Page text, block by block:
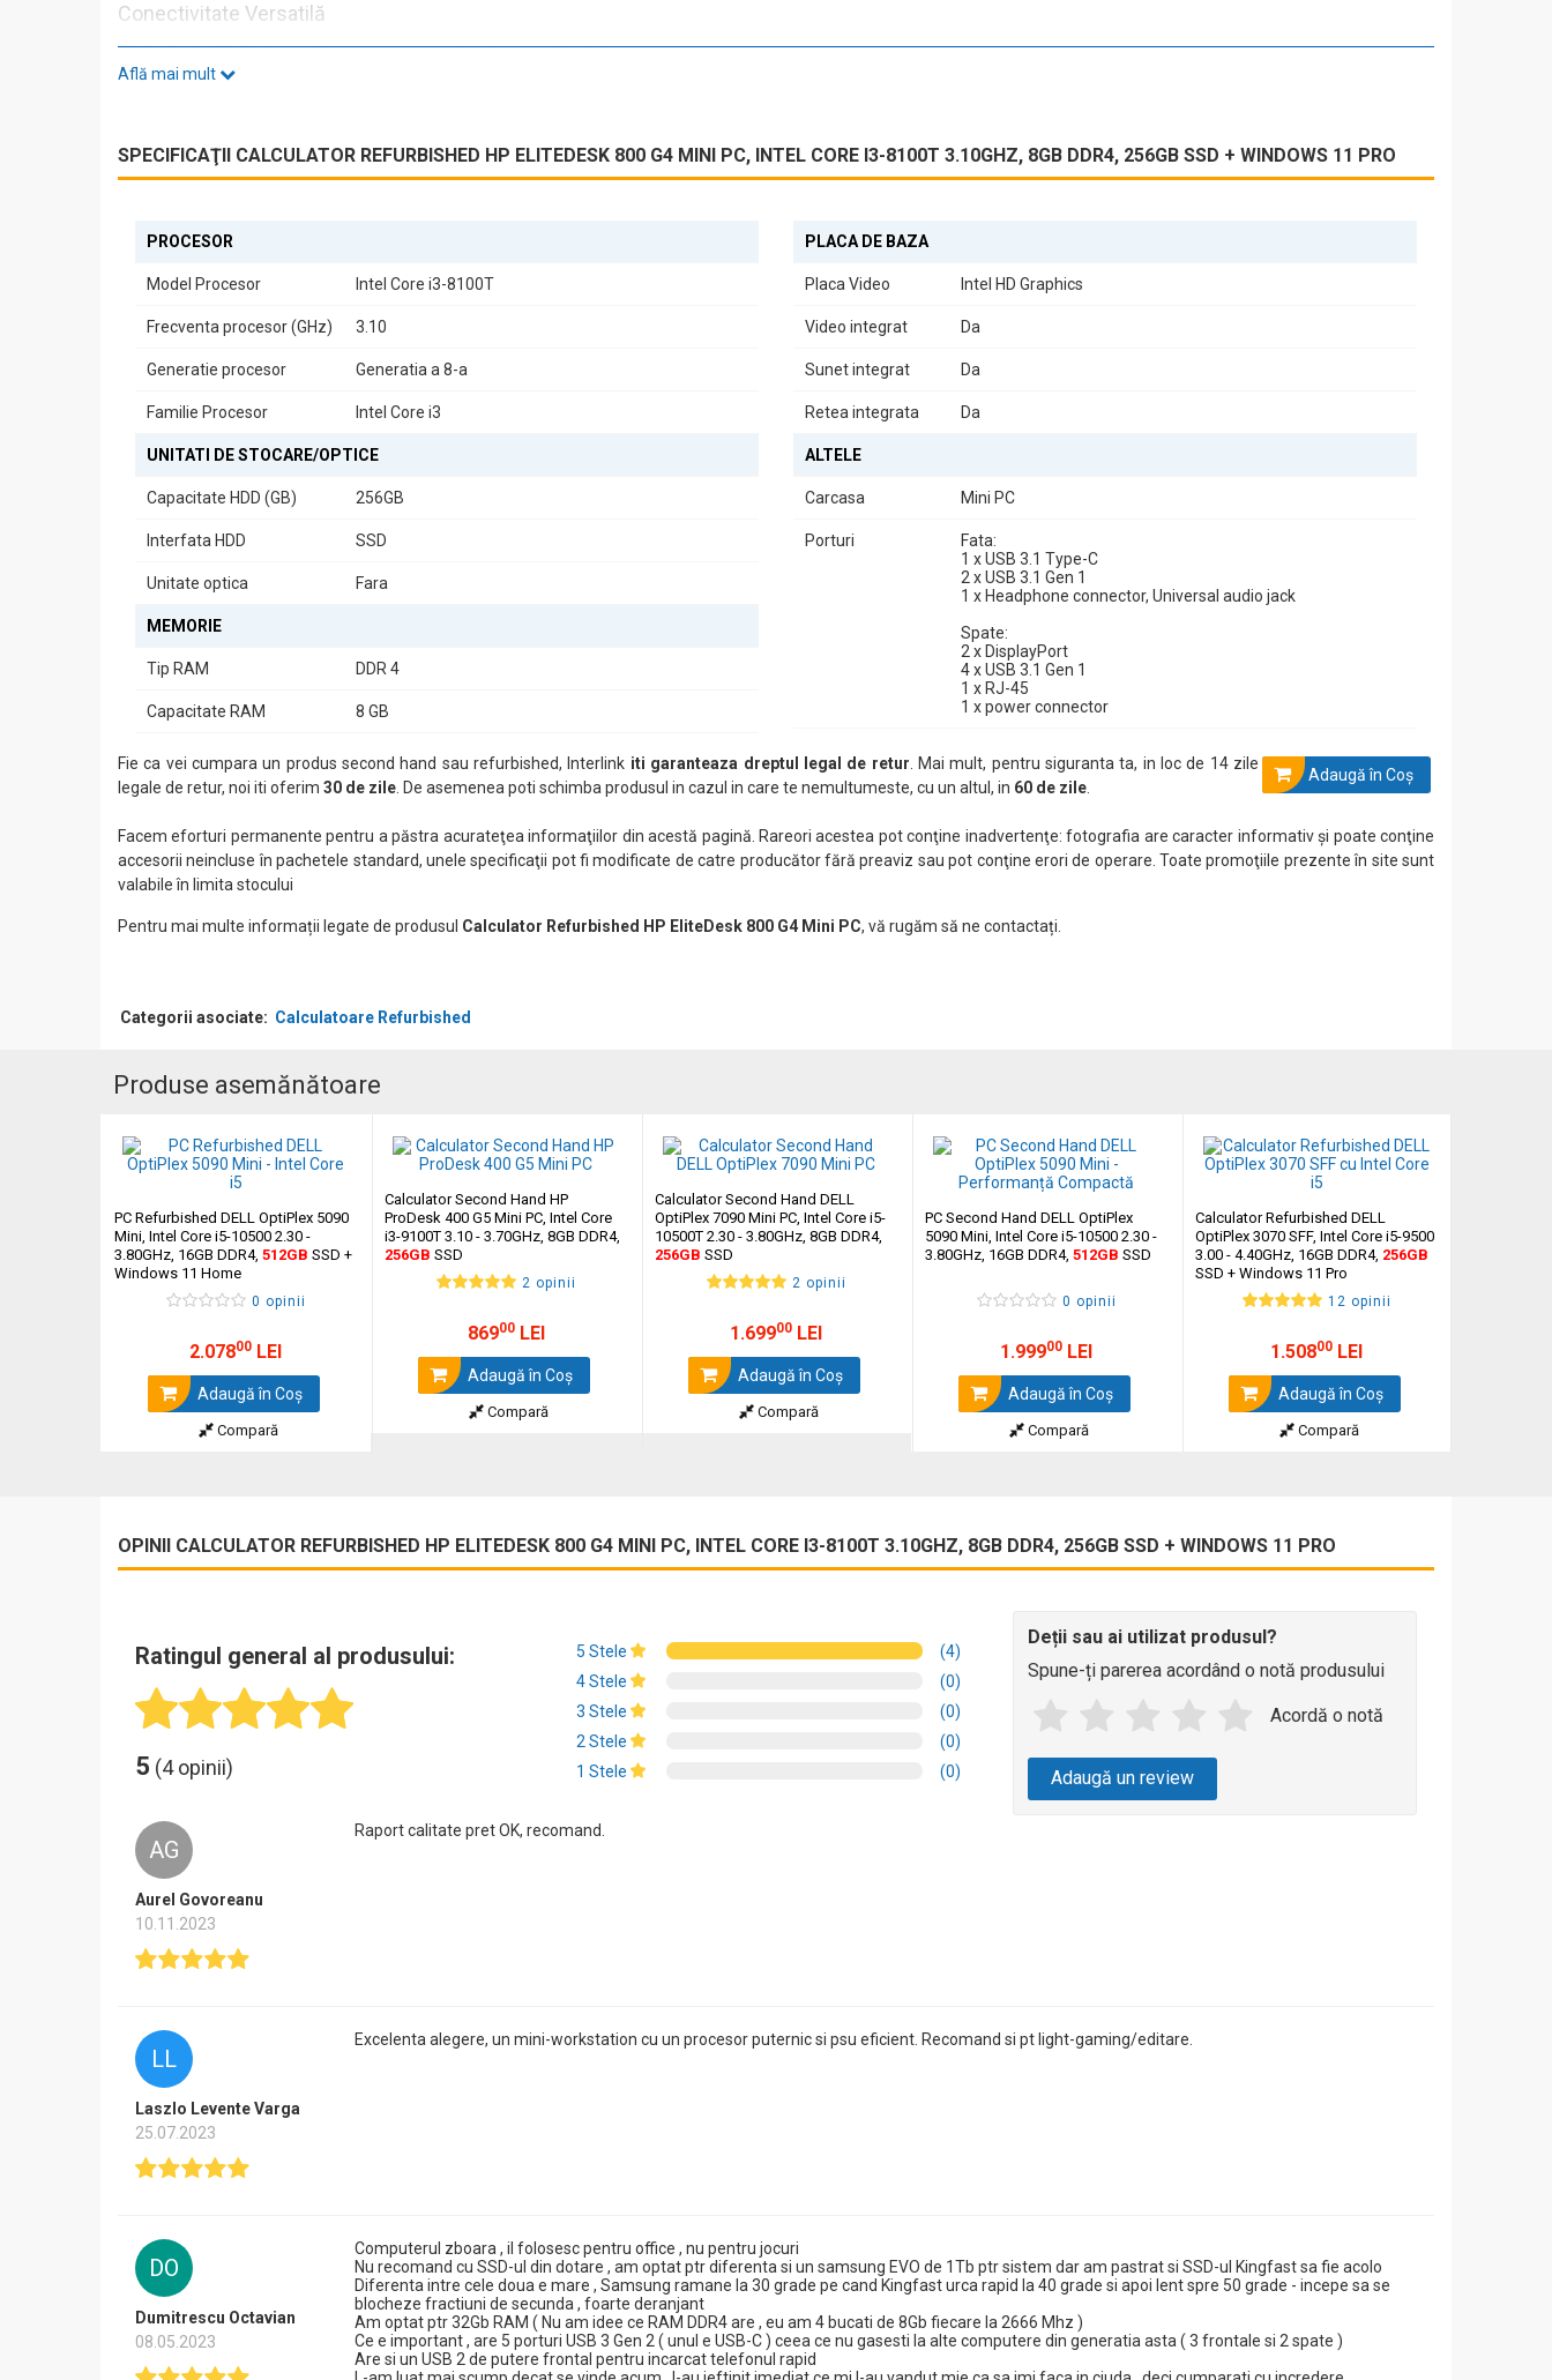
Conectivitate Versatilă
HP ProDesk 800 G4 vine echipat cu o gamă variată de porturi, inclusiv:
2 x DisplayPort
4 x USB 3.1 Gen 1
1 x RJ-45
utilizare acasă.
Specificații Tehnice
Calculatorul dispune de:
Placa Video:
Intel HD Graphics
Generație Procesor:Generația a 8-a
Sunet Integrat:
Unitate Optică:Fără
Aceste caracteristici tehnice fac din HP ProDesk 800 G4 o alegere excelentă pentru utilizatorii care doresc un sistem fiabil și performant.
Experiență de Utilizare
preinstalat, veți beneficia de cele mai recente funcționalități și actualizări de securitate, asigurându-vă că sistemul dumneavoastră este întotdeauna la zi.
Indiferent dacă sunteți un profesionist în căutarea unui instrument de lucru eficient sau un utilizator casnic care dorește un PC de încredere, HP ProDesk 800 G4 Mini PC este alegerea
perfectă pentru nevoile dumneavoastră.
Află mai mult
SPECIFICAŢII CALCULATOR REFURBISHED HP ELITEDESK 800 G4 MINI PC, INTEL CORE I3-8100T 3.10GHZ, 8GB DDR4, 256GB SSD + WINDOWS 11 PRO
PROCESOR
Model Procesor Intel Core i3-8100T
Frecventa procesor (GHz) 3.10
Generatie procesor Generatia a 8-a
Familie Procesor Intel Core i3
UNITATI DE STOCARE/OPTICE
Capacitate HDD (GB) 256GB
Interfata HDD SSD
Unitate optica Fara
MEMORIE
Tip RAM DDR 4
Capacitate RAM 8 GB
PLACA DE BAZA
Placa Video Intel HD Graphics
Video integrat Da
Sunet integrat Da
Retea integrata Da
ALTELE
Carcasa Mini PC
Porturi
Fata:
1 x USB 3.1 Type-C
2 x USB 3.1 Gen 1
1 x Headphone connector, Universal audio jack
Spate:
2 x DisplayPort
4 x USB 3.1 Gen 1
1 x RJ-45
1 x power connector
Adaugă în Coş
Fie ca vei cumpara un produs second hand sau refurbished, Interlink iti garanteaza dreptul legal de retur . Mai mult, pentru siguranta ta, in loc de 14 zile
legale de retur, noi iti oferim 30 de zile . De asemenea poti schimba produsul in cazul in care te nemultumeste, cu un altul, in 60 de zile
Facem eforturi permanente pentru a păstra acurateţea informaţiilor din acestă pagină. Rareori acestea pot conţine inadvertenţe: fotografia are caracter informativ şi poate conţine
accesorii neincluse în pachetele standard, unele specificaţii pot fi modificate de catre producător fără preaviz sau pot conţine erori de operare. Toate promoţiile prezente în site sunt
valabile în limita stocului
Pentru mai multe informații legate de produsul Calculator Refurbished HP EliteDesk 800 G4 Mini PC, vă rugăm să ne contactați.
Categorii asociate: Calculatoare Refurbished
Produse asemănătoare
PC Refurbished DELL OptiPlex 5090
Mini, Intel Core i5-10500 2.30 -
3.80GHz, 16GB DDR4, 512GB SSD +
Windows 11 Home
0 opinii
2.07800 LEI
Adaugă în Coş
Compară
Calculator Second Hand HP
ProDesk 400 G5 Mini PC, Intel Core
i3-9100T 3.10 - 3.70GHz, 8GB DDR4,
256GB SSD
2 opinii
86900LEI
Adaugă în Coş
Compară
Calculator Second Hand DELL
OptiPlex 7090 Mini PC, Intel Core i5-
10500T 2.30 - 3.80GHz, 8GB DDR4,
256GB SSD
2 opinii
1.69900 LEI
Adaugă în Coş
Compară
PC Second Hand DELL OptiPlex
5090 Mini, Intel Core i5-10500 2.30 -
3.80GHz, 16GB DDR4, 512GB SSD
0 opinii
1.99900 LEI
Adaugă în Coş
Compară
Calculator Refurbished DELL
OptiPlex 3070 SFF, Intel Core i5-9500
3.00 - 4.40GHz, 16GB DDR4, 256GB
SSD + Windows 11 Pro
12 opinii
1.50800 LEI
Adaugă în Coş
Compară
OPINII CALCULATOR REFURBISHED HP ELITEDESK 800 G4 MINI PC, INTEL CORE I3-8100T 3.10GHZ, 8GB DDR4, 256GB SSD + WINDOWS 11 PRO
Ratingul general al produsului:
5 (4 opinii)
5 Stele
(4)
4 Stele
(0)
3 Stele
(0)
2 Stele
(0)
1 Stele
(0)
Deții sau ai utilizat produsul?
Spune-ți parerea acordând o notă produsului
Acordă o notă
Adaugă un review
AG
Aurel Govoreanu
10.11.2023
Raport calitate pret OK, recomand.
LL
Laszlo Levente Varga
25.07.2023
Excelenta alegere, un mini-workstation cu un procesor puternic si psu eficient. Recomand si pt light-gaming/editare.
DO
Dumitrescu Octavian
08.05.2023
Computerul zboara , il folosesc pentru office , nu pentru jocuri
Nu recomand cu SSD-ul din dotare , am optat ptr diferenta si un samsung EVO de 1Tb ptr sistem dar am pastrat si SSD-ul Kingfast sa fie acolo
Diferenta intre cele doua e mare , Samsung ramane la 30 grade pe cand Kingfast urca rapid la 40 grade si apoi lent spre 50 grade - incepe sa se
blocheze fractiuni de secunda , foarte deranjant
Am optat ptr 32Gb RAM ( Nu am idee ce RAM DDR4 are , eu am 4 bucati de 8Gb fiecare la 2666 Mhz )
Ce e important , are 5 porturi USB 3 Gen 2 ( unul e USB-C ) ceea ce nu gasesti la alte computere din generatia asta ( 3 frontale si 2 spate )
Are si un USB 2 de putere frontal pentru incarcat telefonul rapid